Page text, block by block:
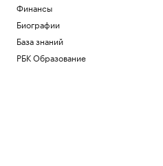
Финансы
Биографии
База знаний
РБК Образование